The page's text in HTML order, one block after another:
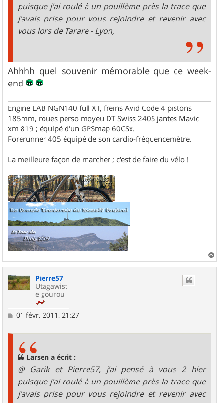
puisque j'ai roulé à un pouillème près la trace que
j'avais prise pour vous rejoindre et revenir avec
vous lors de Tarare - Lyon,
Ahhhh quel souvenir mémorable que ce week-
end
Engine LAB NGN140 full XT, freins Avid Code 4 pistons
185mm, roues perso moyeu DT Swiss 240S jantes Mavic
xm 819 ; équipé d'un GPSmap 60CSx.
Forerunner 405 équipé de son cardio-fréquencemètre.
La meilleure façon de marcher ; c'est de faire du vélo !
a
Pierre57
Utagawist
e gourou
M
01 févr. 2011, 21:27
Larsen a écrit :
@ Garik et Pierre57, j'ai pensé à vous 2 hier
puisque j'ai roulé à un pouillème près la trace que
j'avais prise pour vous rejoindre et revenir avec